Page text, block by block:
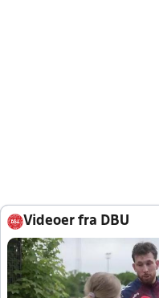
Videoer fra DBU